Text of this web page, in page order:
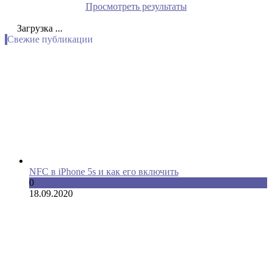
Просмотреть результаты
Загрузка ...
Свежие публикации
NFC в iPhone 5s и как его включить
0
18.09.2020